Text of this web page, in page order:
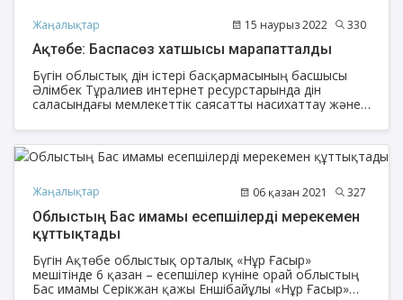
Жаңалықтар 15 наурыз 2022 330
Ақтөбе: Баспасөз хатшысы марапатталды
Бүгін облыстық дін істері басқармасының басшысы
Әлімбек Тұралиев интернет ресурстарында дін
саласындағы мемлекеттік саясатты насихаттау және
жұмыстарын жүргізуде белсенділік танытып, нәтижелі
жұмыс көрсеткені үшін облыстық орталық мешітінің
Баспасөз хатшысы, журналист Ақтолқын Тажикованы
Жаңалықтар 06 қазан 2021 327
Облыстың Бас имамы есепшілерді мерекемен
құттықтады
Бүгін Ақтөбе облыстық орталық «Нұр Ғасыр»
мешітінде 6 қазан – есепшілер күніне орай облыстың
Бас имамы Серікжан қажы Еншібайұлы «Нұр Ғасыр»